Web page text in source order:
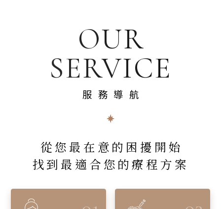
OUR
SERVICE
服務導航
從您最在意的困擾開始
找到最適合您的療程方案